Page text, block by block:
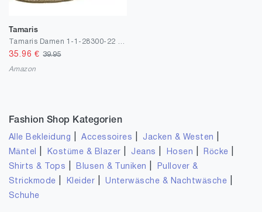
Tamaris
35.96 €39.95
Amazon
Fashion Shop Kategorien
Alle Bekleidung |Accessoires Jacken & Westen
Mäntel Kostüme & Blazer Jeans Hosen Röcke
Shirts & Tops Blusen & Tuniken
Pullover &
Strickmode
Kleider |Unterwäsche & Nachtwäsche
Schuhe